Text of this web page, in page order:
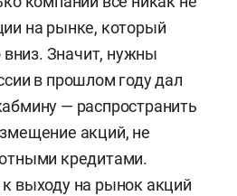
на рынке, который
вниз. Значит, нужны
в прошлом году дал
— распространить
акций, не
кредитами.
выходу на рынок акций